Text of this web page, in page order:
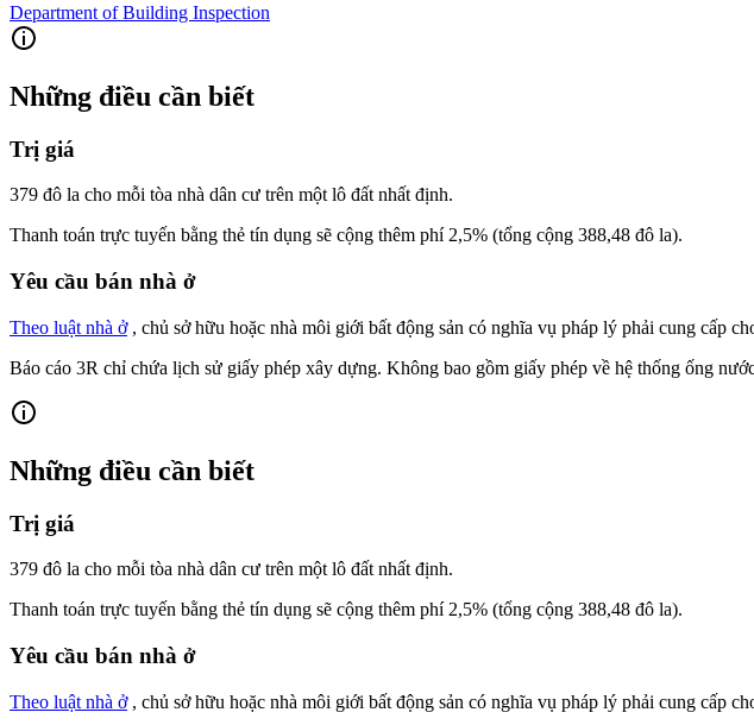
Department of Building Inspection
Những điều cần biết
Trị giá
379 đô la cho mỗi tòa nhà dân cư trên một lô đất nhất định.
Thanh toán trực tuyến bằng thẻ tín dụng sẽ cộng thêm phí 2,5% (tổng cộng 388,48 đô la).
Yêu cầu bán nhà ở
Theo luật nhà ở, chủ sở hữu hoặc nhà môi giới bất động sản có nghĩa vụ pháp lý phải cung cấp
Báo cáo 3R chỉ chứa lịch sử giấy phép xây dựng. Không bao gồm giấy phép về hệ thống ống
Những điều cần biết
Trị giá
379 đô la cho mỗi tòa nhà dân cư trên một lô đất nhất định.
Thanh toán trực tuyến bằng thẻ tín dụng sẽ cộng thêm phí 2,5% (tổng cộng 388,48 đô la).
Yêu cầu bán nhà ở
Theo luật nhà ở, chủ sở hữu hoặc nhà môi giới bất động sản có nghĩa vụ pháp lý phải cung cấp